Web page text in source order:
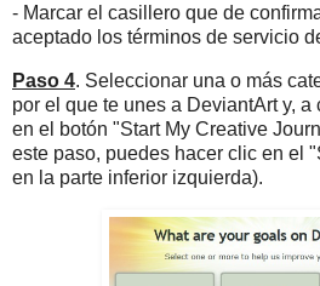
- Marcar el casillero que de
aceptado los términos de servicio
Paso 4. Seleccionar una o más
por el que te unes a DeviantArt y,
en el botón "Start My Creative
este paso, puedes hacer clic en el
en la parte inferior izquierda).